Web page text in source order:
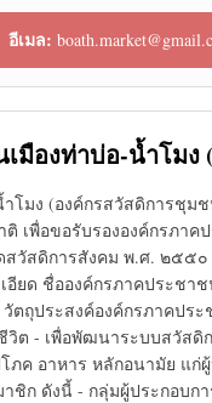
อีเมล:
มืองท่าบ่อ-น้ำโม
โมง (องค์กรสวัสดิการชุ
ติ เพื่อขอรับรององค์กรภ
วัสดิการสังคม พ.ศ. ๒๕๕
ยด ชื่อองค์กรภาคประชา
ตถุประสงค์องค์กรภาคปร
- เพื่อพัฒนาระบบสวัสดิก
ภค อาหาร หลักอนามัย แ
ชิก ดังนี้ - กลุ่มผู้ประกอบ